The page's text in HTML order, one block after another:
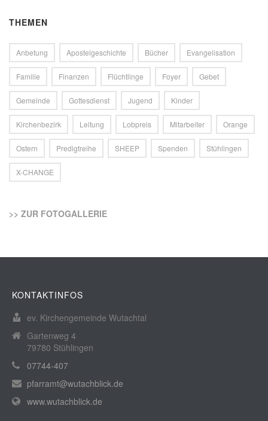
THEMEN
Anbetung Apostelgeschichte Bücher Evangelisation
Familie Finanzen Flüchtlinge Foyer Gebet
Gemeinde Gottesdienst Jugend Kinder
Kirchenbezirk Leitung Lobpreis Mitarbeiter Orange
Ostern Predigtreihe SHEEP Spenden Stühlingen
X-CHANGE
>> ZUR FOTOGALLERIE
KONTAKTINFOS
ev. Kirchengemeinde Wutachtal
Gartenweg 4
79780 Stühlingen
07744-407
pfarramt@wutachblick.de
www.wutachblick.de